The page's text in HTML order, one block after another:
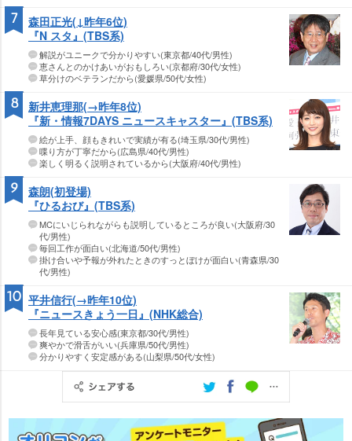
森田正光(↓昨年6位)
『N スタ』(TBS系)
解説がユニークで分かりやすい(東京都/40代/男性)
恵さんとのかけあいがおもしろい(京都府/30代/女性)
草分けのベテランだから(愛媛県/50代/女性)
7
新井恵理那(→昨年8位)
『新・情報7DAYS ニュースキャスター』(TBS系)
絵が上手、顔もきれいで実績が有る(埼玉県/30代/男性)
喋り方が丁寧だから(広島県/40代/男性)
楽しく明るく説明されているから(大阪府/40代/男性)
8
森朗(初登場)
『ひるおび』(TBS系)
MCにいじられながらも説明しているところが良い(大阪府/30
代/男性)
毎回工作が面白い(北海道/50代/男性)
掛け合いや予報が外れたときのすっとぼけが面白い(青森県/30
代/男性)
9
平井信行(→昨年10位)
『ニュースきょう一日』(NHK総合)
長年見ている安心感(東京都/30代/男性)
爽やかで滑舌がいい(兵庫県/50代/男性)
分かりやすく安定感がある(山梨県/50代/女性)
10